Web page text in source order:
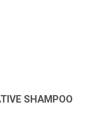
SHAMPOO